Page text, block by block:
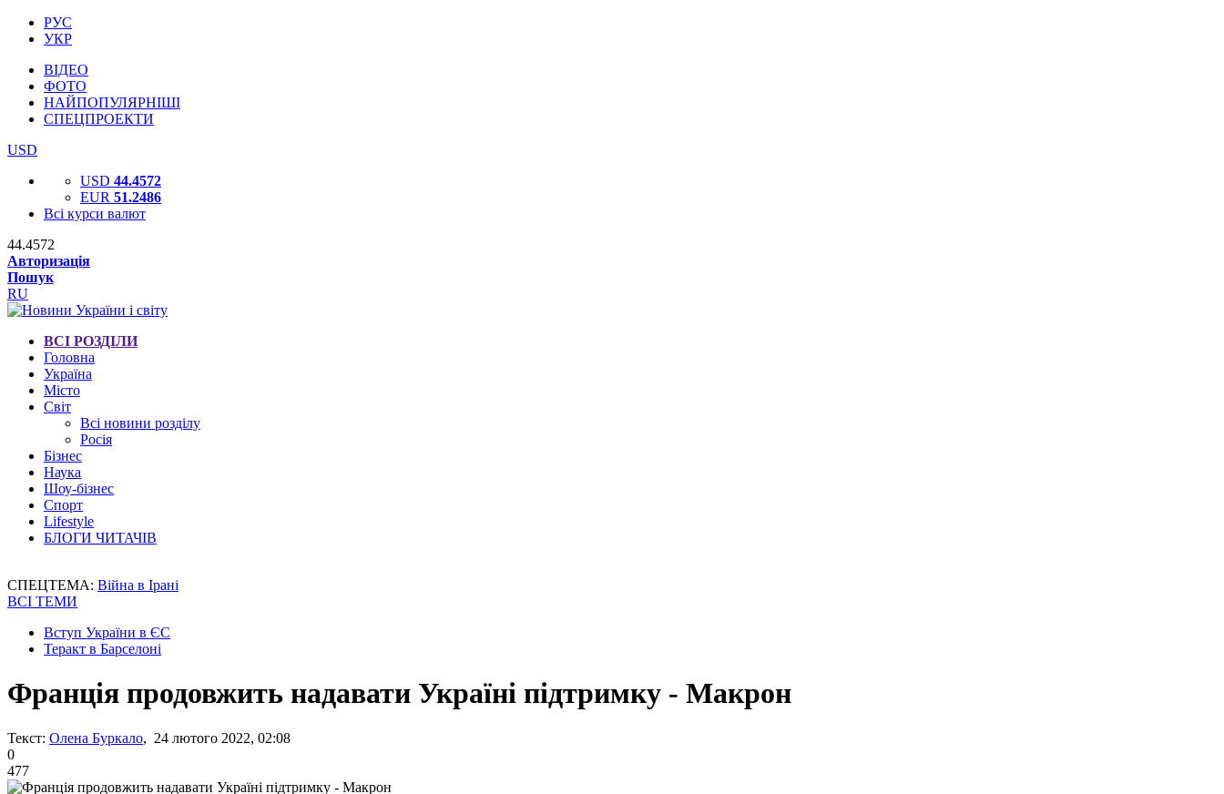
РУС
УКР
ВІДЕО
ФОТО
НАЙПОПУЛЯРНІШІ
СПЕЦПРОЕКТИ
USD
USD 44.4572
EUR 51.2486
Всі курси валют
44.4572
Авторизація
Пошук
RU
ВСІ РОЗДІЛИ
Головна
Україна
Місто
Світ
Всі новини розділу
Росія
Бізнес
Наука
Шоу-бізнес
Спорт
Lifestyle
БЛОГИ ЧИТАЧІВ
СПЕЦТЕМА: Війна в Ірані
ВСІ ТЕМИ
Вступ України в ЄС
Теракт в Барселоні
Франція продовжить надавати Україні підтримку - Макрон
Текст: Олена Буркало, 24 лютого 2022, 02:08
0
477